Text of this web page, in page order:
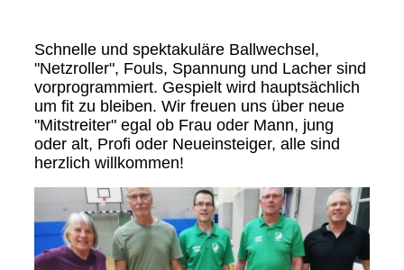
Schnelle und spektakuläre Ballwechsel,
"Netzroller", Fouls, Spannung und Lacher sind
vorprogrammiert. Gespielt wird hauptsächlich
um fit zu bleiben. Wir freuen uns über neue
"Mitstreiter" egal ob Frau oder Mann, jung
oder alt, Profi oder Neueinsteiger, alle sind
herzlich willkommen!